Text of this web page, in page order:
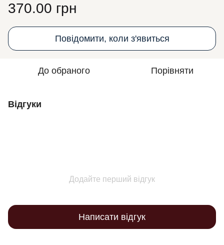
370.00 грн
Повідомити, коли з'явиться
До обраного Порівняти
Відгуки
Додайте перший відгук
Написати відгук